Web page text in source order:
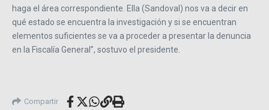
haga el área correspondiente. Ella (Sandoval) nos va a decir en
qué estado se encuentra la investigación y si se encuentran
elementos suficientes se va a proceder a presentar la denuncia
en la Fiscalía General”, sostuvo el presidente.
Compartir